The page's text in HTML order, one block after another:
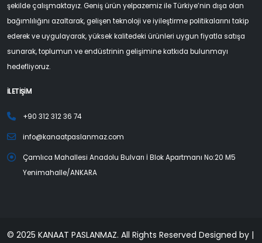
şekilde çalışmaktayız. Geniş ürün yelpazemiz ile Türkiye’nin dışa olan
bağımlılığını azaltarak, gelişen teknoloji ve iyileştirme politikalarını takip
ederek ve uygulayarak, yüksek kalitedeki ürünleri uygun fiyatla satışa
sunarak, toplumun ve endüstrinin gelişimine katkıda bulunmayı
hedefliyoruz.
İLETİŞİM
+90 312 312 36 74
info@kanaatpaslanmaz.com
Çamlıca Mahallesi Anadolu Bulvarı İ Blok Apartmanı No:20 M5
Yenimahalle/ANKARA
© 2025 KANAAT PASLANMAZ. All Rights Reserved Designed by |